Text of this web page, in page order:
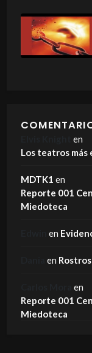
en
Los teatros más
MDTK1 en
Reporte 001
Miedoteca
en
en
en
Reporte 001
Miedoteca